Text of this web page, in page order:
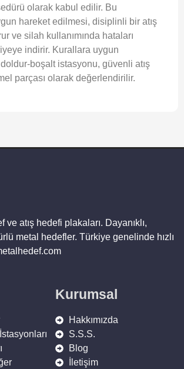
olarak kabul edilir. Bu
hareket edilmesi, disiplinli bir atış
ve silah kullanımında hataları
indirir. Kurallara uygun
boşalt istasyonu, güvenli atış
parçası olarak değerlendirilir.
ve atış hedefi plakaları. Dayanıklı,
metal hedefler. Türkiye genelinde hızlı
Kurumsal
Hakkımızda
S.S.S.
Blog
İletişim